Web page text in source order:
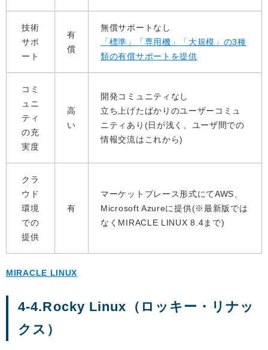
技術
サポ
ート
有
償
無償サポートなし
「標準」「専用機」「大規模」の3種
類の有償サポートを提供
コミ
ュニ
ティ
の充
実度
高
い
開発コミュニティなし
立ち上げたばかりのユーザーコミュ
ニティあり(日が浅く、ユーザ間での
情報交流はこれから)
クラ
ウド
環境
での
提供
有
マーケットプレース形式にてAWS、
Microsoft Azureに提供(※最新版では
なくMIRACLE LINUX 8.4まで)
MIRACLE LINUX
4-4.Rocky Linux（ロッキー・リナッ
クス）